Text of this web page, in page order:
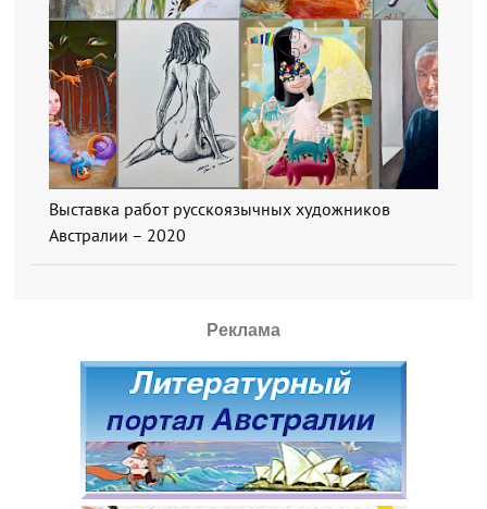
Выставка работ русскоязычных художников
Австралии – 2020
Реклама